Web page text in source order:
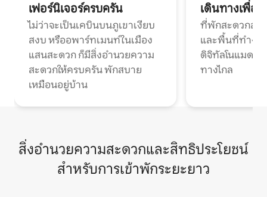
เฟอร์นิเจอร์ครบครัน
ไม่ว่าจะเป็นเคบินบนภูเขาเงียบ
สงบ หรืออพาร์ทเมนท์ในเมือง
แสนสะดวก ก็มีสิ่งอำนวยความ
สะดวกให้ครบครัน พักสบาย
เหมือนอยู่บ้าน
เดินทางเพื่อ
ที่พักสะดวกสบ
และพื้นที่ทำงา
ดิจิทัลโนแมดแ
ทางไกล
สิ่งอำนวยความสะดวกและสิทธิประโยชน์
สำหรับการเข้าพักระยะยาว